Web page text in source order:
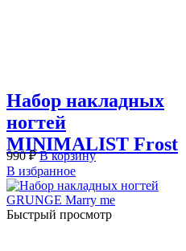
Набор накладных
ногтей
MINIMALIST Frost
990₽ В корзину
В избранное
Быстрый просмотр